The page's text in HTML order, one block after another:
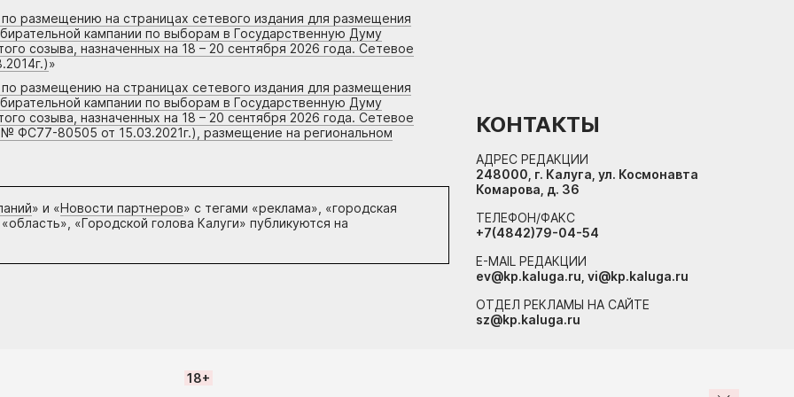
размещению на страницах сетевого издания для размещения
кампании по выборам в Государственную Думу
созыва, назначенных на 18 – 20 сентября 2026 года. Сетевое
»
размещению на страницах сетевого издания для размещения
кампании по выборам в Государственную Думу
созыва, назначенных на 18 – 20 сентября 2026 года. Сетевое
ФС77-80505 от 15.03.2021г.), размещение на региональном
» и «Новости партнеров» с тегами «реклама», «городская
«Городской голова Калуги» публикуются на
КОНТАКТЫ
АДРЕС РЕДАКЦИИ
248000, г. Калуга, ул. Космонавта
Комарова, д. 36
ТЕЛЕФОН/ФАКС
+7(4842)79-04-54
E-MAIL РЕДАКЦИИ
ev@kp.kaluga.ru, vi@kp.kaluga.ru
ОТДЕЛ РЕКЛАМЫ НА САЙТЕ
sz@kp.kaluga.ru
18+